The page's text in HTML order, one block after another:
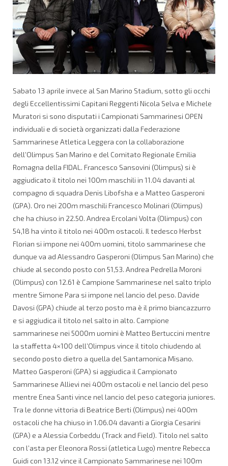
Sabato 13 aprile invece al San Marino Stadium, sotto gli occhi
degli Eccellentissimi Capitani Reggenti Nicola Selva e Michele
Muratori si sono disputati i Campionati Sammarinesi OPEN
individuali e di società organizzati dalla Federazione
Sammarinese Atletica Leggera con la collaborazione
dell’Olimpus San Marino e del Comitato Regionale Emilia
Romagna della FIDAL. Francesco Sansovini (Olimpus) si è
aggiudicato il titolo nei 100m maschili in 11.04 davanti al
compagno di squadra Denis Libofsha e a Matteo Gasperoni
(GPA). Oro nei 200m maschili Francesco Molinari (Olimpus)
che ha chiuso in 22.50. Andrea Ercolani Volta (Olimpus) con
54,18 ha vinto il titolo nei 400m ostacoli. Il tedesco Herbst
Florian si impone nei 400m uomini, titolo sammarinese che
dunque va ad Alessandro Gasperoni (Olimpus San Marino) che
chiude al secondo posto con 51,53. Andrea Pedrella Moroni
(Olimpus) con 12.61 è Campione Sammarinese nel salto triplo
mentre Simone Para si impone nel lancio del peso. Davide
Davosi (GPA) chiude al terzo posto ma è il primo biancazzurro
e si aggiudica il titolo nel salto in alto. Campione
sammarinese nei 5000m uomini è Matteo Bertuccini mentre
la staffetta 4×100 dell’Olimpus vince il titolo chiudendo al
secondo posto dietro a quella del Santamonica Misano.
Matteo Gasperoni (GPA) si aggiudica il Campionato
Sammarinese Allievi nei 400m ostacoli e nel lancio del peso
mentre Enea Santi vince nel lancio del peso categoria juniores.
Tra le donne vittoria di Beatrice Berti (Olimpus) nei 400m
ostacoli che ha chiuso in 1.06.04 davanti a Giorgia Cesarini
(GPA) e a Alessia Corbeddu (Track and Field). Titolo nel salto
con l’asta per Eleonora Rossi (atletica Lugo) mentre Rebecca
Guidi con 13.12 vince il Campionato Sammarinese nei 100m